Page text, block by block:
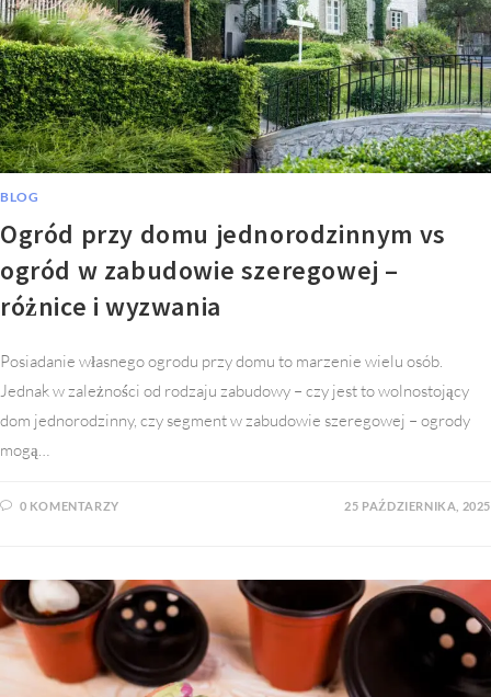
BLOG
Ogród przy domu jednorodzinnym vs
ogród w zabudowie szeregowej –
różnice i wyzwania
Posiadanie własnego ogrodu przy domu to marzenie wielu osób.
Jednak w zależności od rodzaju zabudowy – czy jest to wolnostojący
dom jednorodzinny, czy segment w zabudowie szeregowej – ogrody
mogą…
0 KOMENTARZY 25 PAŹDZIERNIKA, 2025